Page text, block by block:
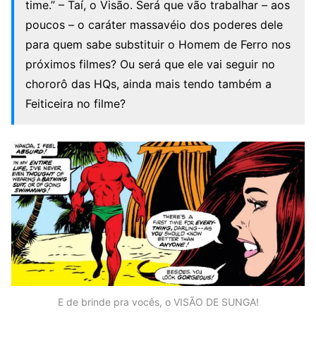
time.” – Taí, o Visão. Será que vão trabalhar – aos
poucos – o caráter massavéio dos poderes dele
para quem sabe substituir o Homem de Ferro nos
próximos filmes? Ou será que ele vai seguir no
chororô das HQs, ainda mais tendo também a
Feiticeira no filme?
E de brinde pra vocês, o VISÃO DE SUNGA!